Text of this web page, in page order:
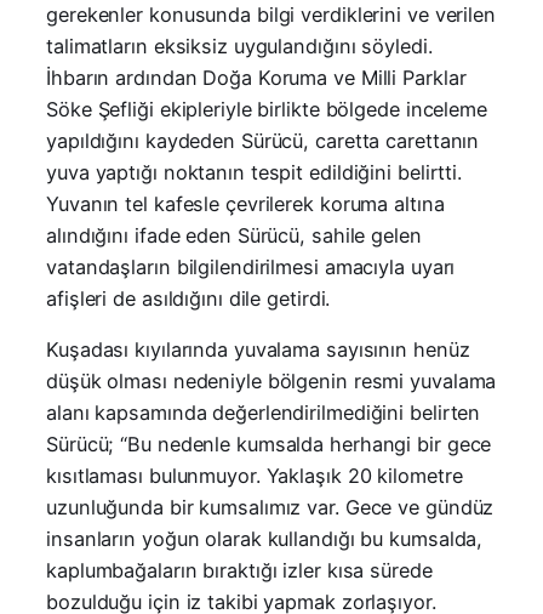
gerekenler konusunda bilgi verdiklerini ve verilen
talimatların eksiksiz uygulandığını söyledi.
İhbarın ardından Doğa Koruma ve Milli Parklar
Söke Şefliği ekipleriyle birlikte bölgede inceleme
yapıldığını kaydeden Sürücü, caretta carettanın
yuva yaptığı noktanın tespit edildiğini belirtti.
Yuvanın tel kafesle çevrilerek koruma altına
alındığını ifade eden Sürücü, sahile gelen
vatandaşların bilgilendirilmesi amacıyla uyarı
afişleri de asıldığını dile getirdi.
Kuşadası kıyılarında yuvalama sayısının henüz
düşük olması nedeniyle bölgenin resmi yuvalama
alanı kapsamında değerlendirilmediğini belirten
Sürücü; “Bu nedenle kumsalda herhangi bir gece
kısıtlaması bulunmuyor. Yaklaşık 20 kilometre
uzunluğunda bir kumsalımız var. Gece ve gündüz
insanların yoğun olarak kullandığı bu kumsalda,
kaplumbağaların bıraktığı izler kısa sürede
bozulduğu için iz takibi yapmak zorlaşıyor.